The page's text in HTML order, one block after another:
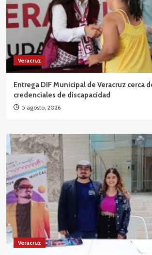
Veracruz
Entrega DIF Municipal de Veracruz cerca
credenciales de discapacidad
5 agosto, 2026
Veracruz